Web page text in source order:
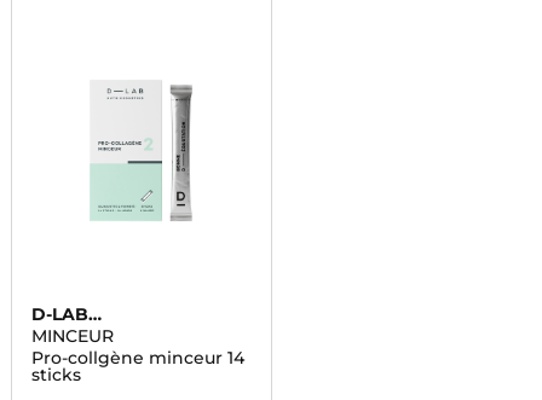
D-LAB
NUTRICOSMETICS
MINCEUR
Pro-collgène minceur 14
sticks